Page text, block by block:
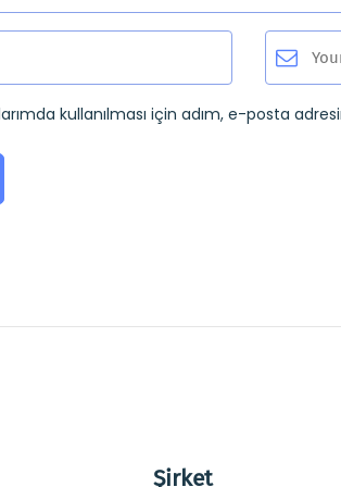
kullanılması için adım, e-posta
Şirket